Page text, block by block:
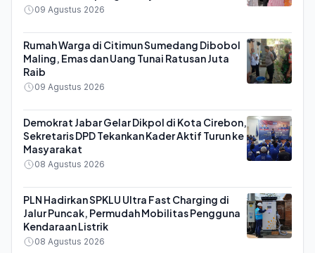
09 Agustus 2026
Rumah Warga di Citimun Sumedang Dibobol
Maling, Emas dan Uang Tunai Ratusan Juta
Raib
09 Agustus 2026
Demokrat Jabar Gelar Dikpol di Kota Cirebon,
Sekretaris DPD Tekankan Kader Aktif Turun ke
Masyarakat
08 Agustus 2026
PLN Hadirkan SPKLU Ultra Fast Charging di
Jalur Puncak, Permudah Mobilitas Pengguna
Kendaraan Listrik
08 Agustus 2026